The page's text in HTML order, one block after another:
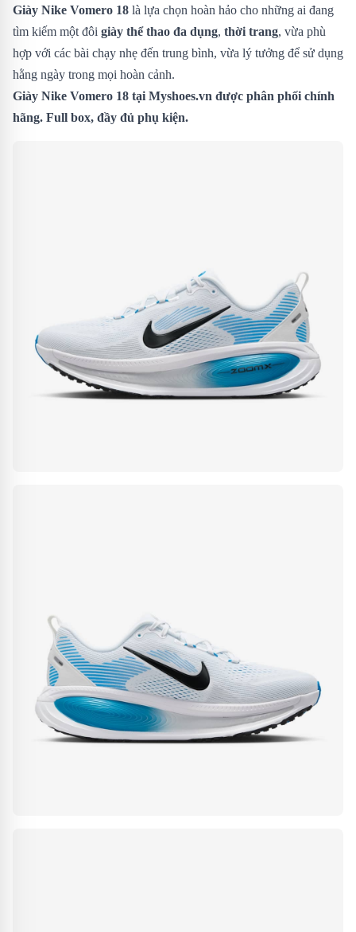
Giày Nike Vomero 18 là lựa chọn hoàn hảo cho những ai đang
tìm kiếm một đôi giày thể thao đa dụng, thời trang, vừa phù
hợp với các bài chạy nhẹ đến trung bình, vừa lý tưởng để sử dụng
hằng ngày trong mọi hoàn cảnh.
Giày Nike Vomero 18 tại Myshoes.vn được phân phối chính
hãng. Full box, đầy đủ phụ kiện.